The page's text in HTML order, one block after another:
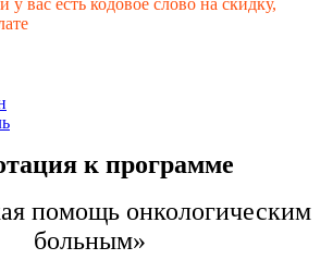
деятельностью
геология, горное дело,
дело и геодезия
у вас есть кодовое слово на скидку,
к программе
помощь онкологическим
больным»